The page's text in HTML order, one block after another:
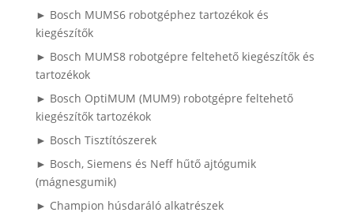
► Bosch MUMS6 robotgéphez tartozékok és
kiegészítők
► Bosch MUMS8 robotgépre feltehető kiegészítők és
tartozékok
► Bosch OptiMUM (MUM9) robotgépre feltehető
kiegészítők tartozékok
► Bosch Tisztítószerek
► Bosch, Siemens és Neff hűtő ajtógumik
(mágnesgumik)
► Champion húsdaráló alkatrészek